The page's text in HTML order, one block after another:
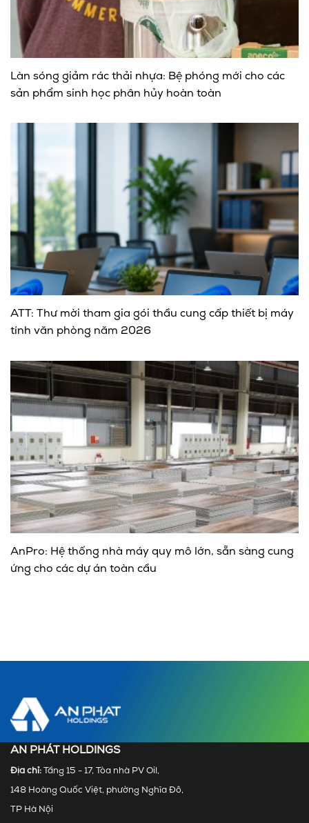
Làn sóng giảm rác thải nhựa: Bệ phóng mới cho các
sản phẩm sinh học phân hủy hoàn toàn
ATT: Thư mời tham gia gói thầu cung cấp thiết bị máy
tính văn phòng năm 2026
AnPro: Hệ thống nhà máy quy mô lớn, sẵn sàng cung
ứng cho các dự án toàn cầu
AN PHÁT HOLDINGS
Địa chỉ: Tầng 15 - 17, Tòa nhà PV Oil,
148 Hoàng Quốc Việt, phường Nghĩa Đô,
TP Hà Nội